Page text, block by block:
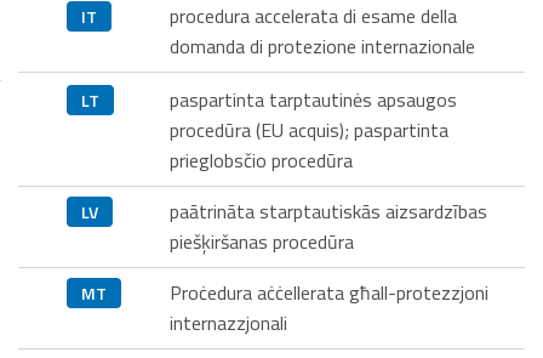
IT
procedura accelerata di esame della
domanda di protezione internazionale
LT
paspartinta tarptautinės apsaugos
procedūra (EU acquis); paspartinta
prieglobsčio procedūra
LV
paātrināta starptautiskās aizsardzības
piešķiršanas procedūra
MT
Proċedura aċċellerata għall-protezzjoni
internazzjonali